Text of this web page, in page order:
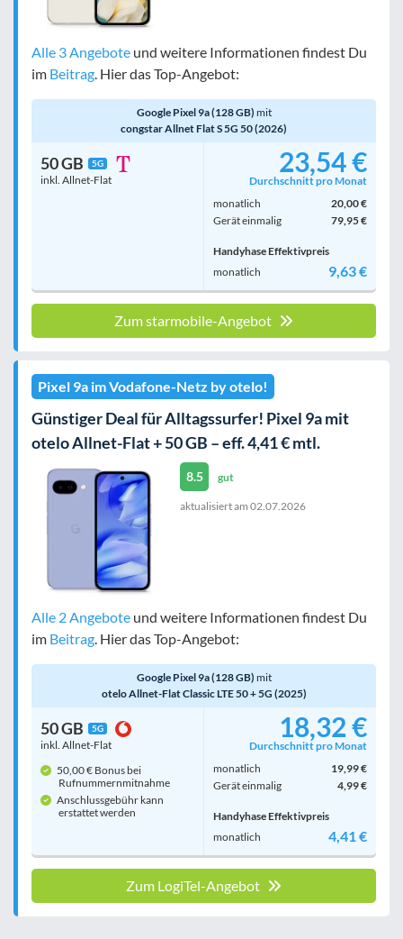
Alle 3 Angebote und weitere Informationen findest Du
im Beitrag. Hier das Top-Angebot:
Google Pixel 9a (128 GB) mit
congstar Allnet Flat S 5G 50 (2026)
50 GB 5G
inkl. Allnet-Flat
23,54 €
Durchschnitt pro Monat
monatlich
20,00 €
Gerät einmalig
79,95 €
Handyhase Effektivpreis
monatlich
9,63 €
Zum starmobile-Angebot
Pixel 9a im Vodafone-Netz by otelo!
Günstiger Deal für Alltagssurfer! Pixel 9a mit
otelo Allnet-Flat + 50 GB – eff. 4,41 € mtl.
8.5 gut
aktualisiert am 02.07.2026
Alle 2 Angebote und weitere Informationen findest Du
im Beitrag. Hier das Top-Angebot:
Google Pixel 9a (128 GB) mit
otelo Allnet-Flat Classic LTE 50 + 5G (2025)
50 GB 5G
inkl. Allnet-Flat
50,00 € Bonus bei
Rufnummern­mitnahme
Anschlussgebühr kann
erstattet werden
18,32 €
Durchschnitt pro Monat
monatlich
19,99 €
Gerät einmalig
4,99 €
Handyhase Effektivpreis
monatlich
4,41 €
Zum LogiTel-Angebot